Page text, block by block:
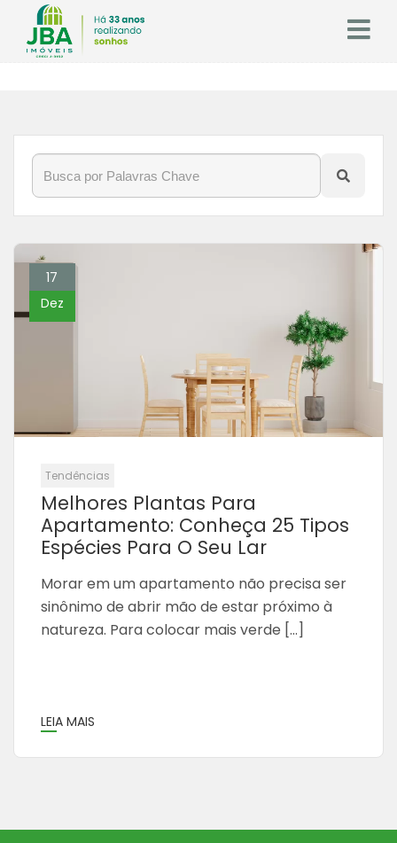
17
Dez
Tendências
Melhores Plantas Para
Apartamento: Conheça 25 Tipos
Espécies Para O Seu Lar
Morar em um apartamento não precisa ser
sinônimo de abrir mão de estar próximo à
natureza. Para colocar mais verde […]
LEIA MAIS